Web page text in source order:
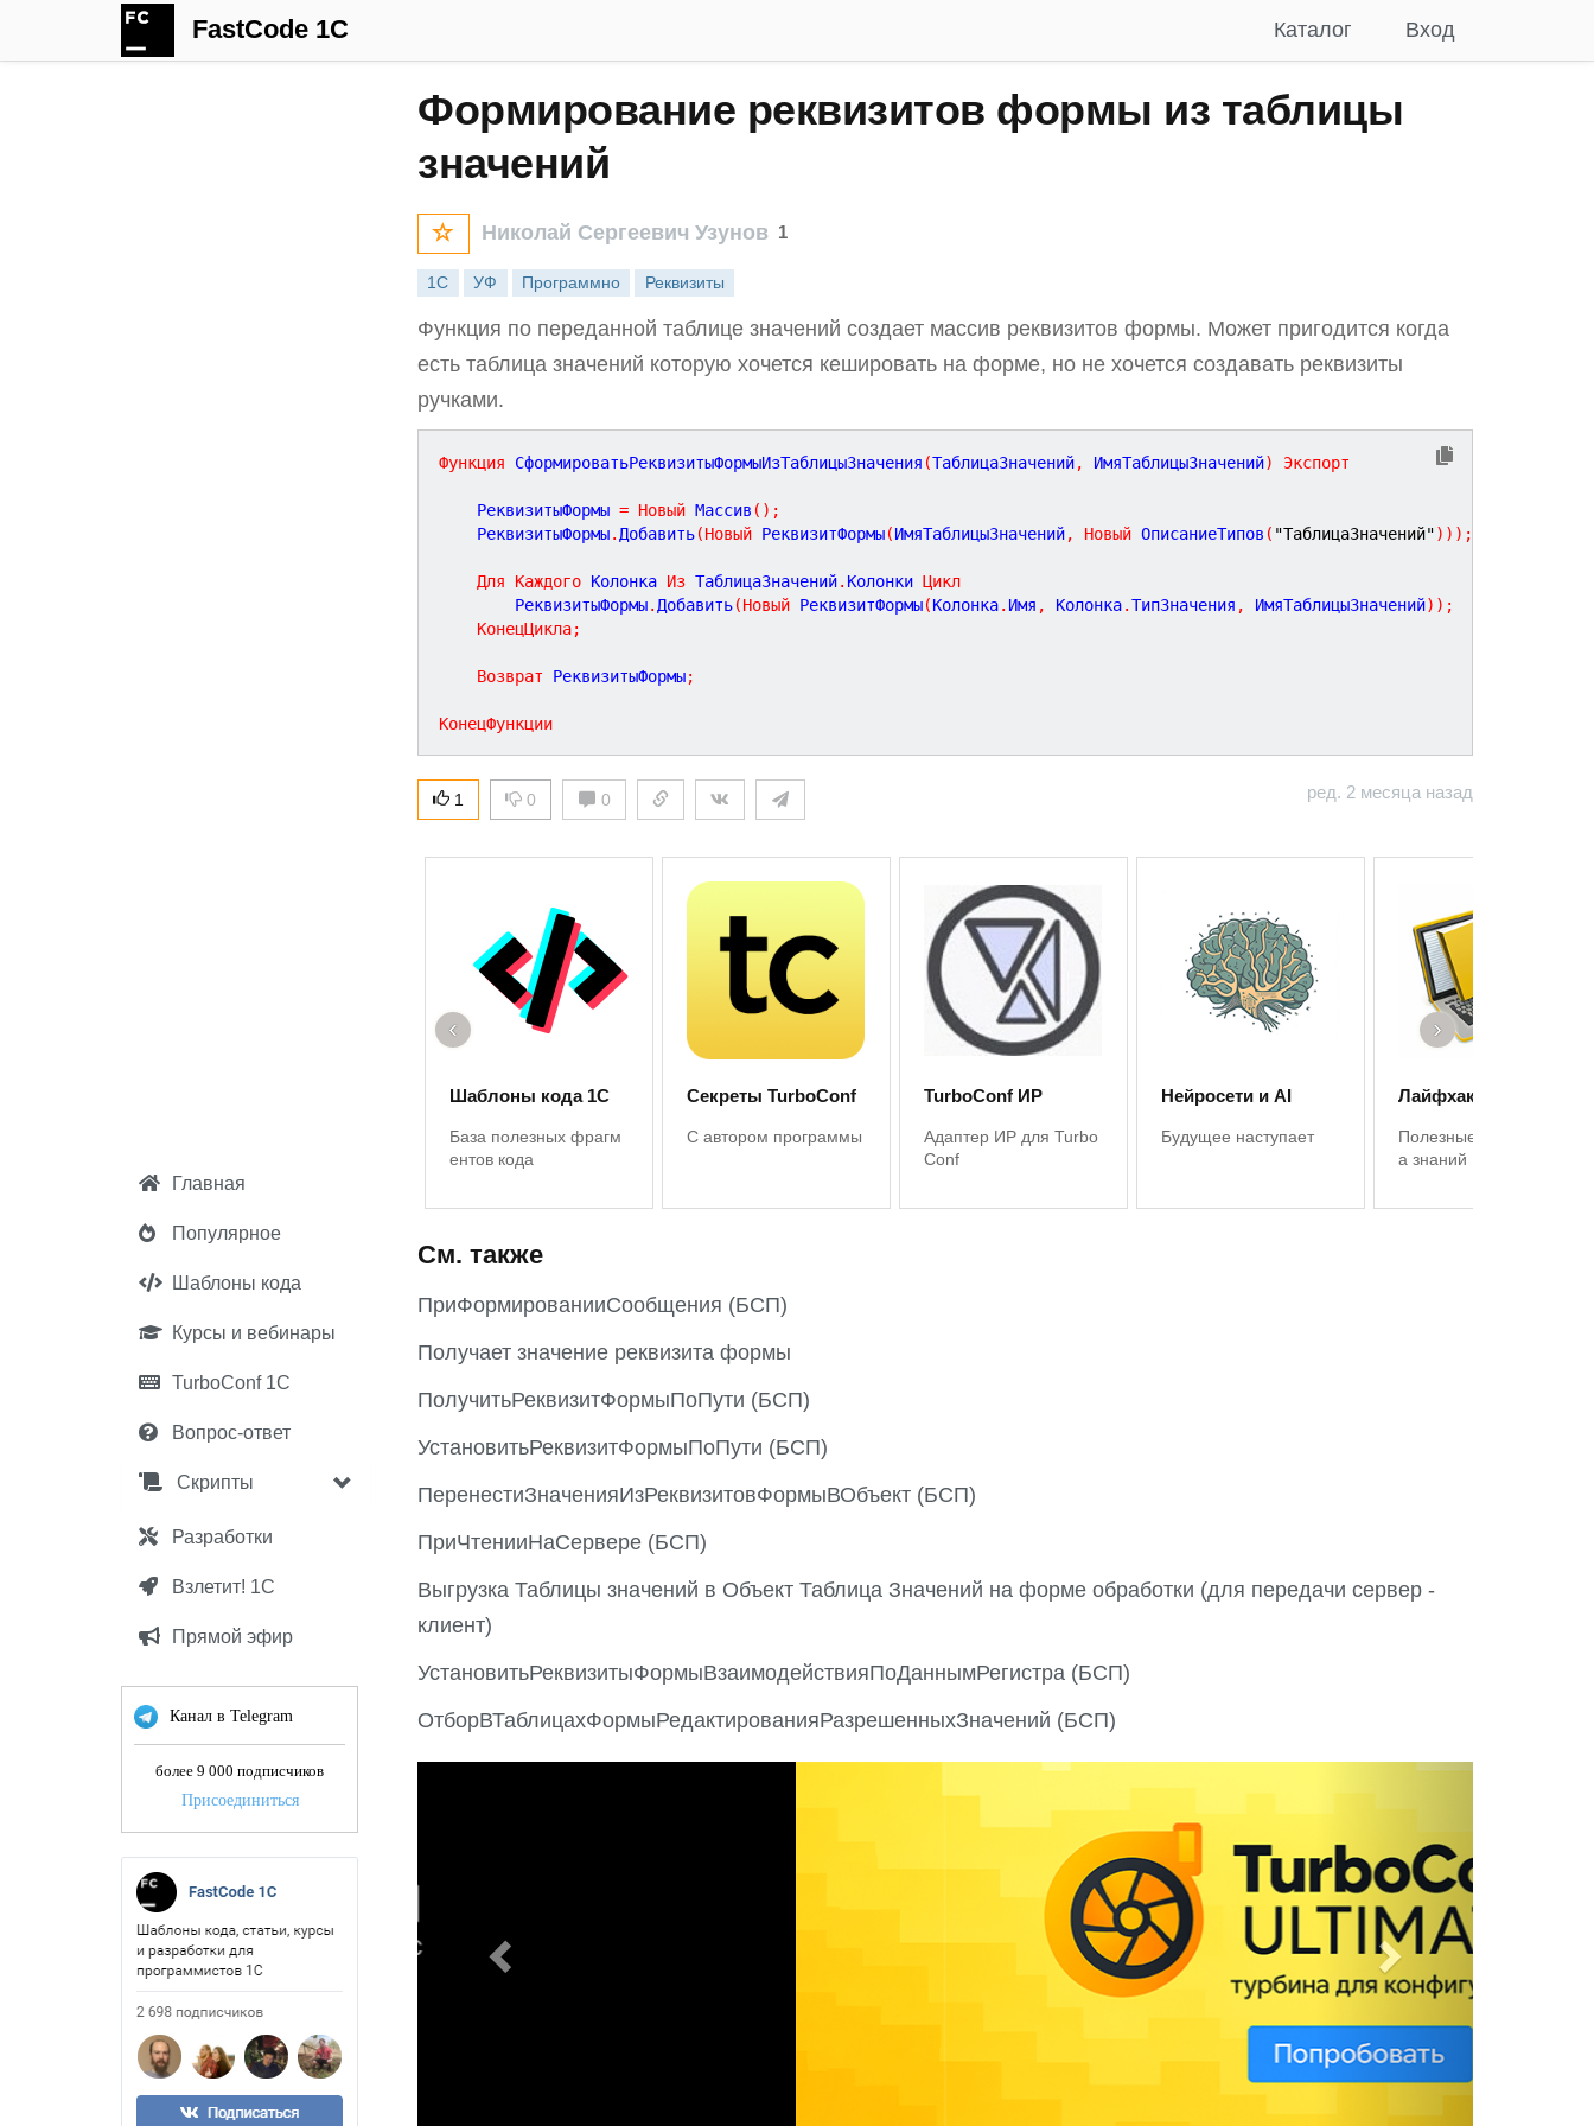
FastCode 1C Вход
Каталог
Главная
Популярное
Шаблоны кода
Курсы и вебинары
TurboConf 1С
Вопрос-ответ
Скрипты
Разработки
Взлетит! 1С
Прямой эфир
Канал в Telegram
более 9 000 подписчиков
Присоединиться
Формирование реквизитов формы из таблицы
значений
Николай Сергеевич Узунов 1
1С УФ Программно Реквизиты
Функция по переданной таблице значений создает массив реквизитов формы. Может пригодится когда
есть таблица значений которую хочется кешировать на форме, но не хочется создавать реквизиты
ручками.
Функция СформироватьРеквизитыФормыИзТаблицыЗначения (ТаблицаЗначений, ИмяТаблицыЗначений) Экспорт
	РеквизитыФормы
= Новый Массив ( ) ;
	РеквизитыФормы
. Добавить(Новый РеквизитФормы(ИмяТаблицыЗначений, Новый ОписаниеТипов ( "ТаблицаЗначений") ) ) ;
Для Каждого Колонка Из ТаблицаЗначений. Колонки Цикл
		РеквизитыФормы
. Добавить(Новый РеквизитФормы(Колонка. Имя , Колонка.ТипЗначения , ИмяТаблицыЗначений) ) ;
КонецЦикла;
Возврат РеквизитыФормы;
КонецФункции
1 0 0 ред. 2 месяца назад
Шаблоны кода 1С
База полезных фрагм
ентов кода
Секреты TurboConf
С автором программы
TurboConf ИР
Адаптер ИР для Turbo
Conf
Нейросети и AI
Будущее наступает
Лайфхаки 1С
Полезные советы, баз
а знаний
‹ ›
См. также
ПриФормированииСообщения (БСП)
Получает значение реквизита формы
ПолучитьРеквизитФормыПоПути (БСП)
УстановитьРеквизитФормыПоПути (БСП)
ПеренестиЗначенияИзРеквизитовФормыВОбъект (БСП)
ПриЧтенииНаСервере (БСП)
Выгрузка Таблицы значений в Объект Таблица Значений на форме обработки (для передачи сервер -
клиент)
УстановитьРеквизитыФормыВзаимодействияПоДаннымРегистра (БСП)
ОтборВТаблицахФормыРедактированияРазрешенныхЗначений (БСП)
o
u
t